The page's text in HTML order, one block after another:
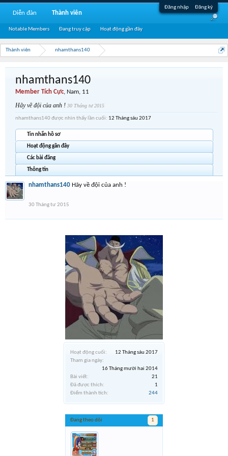
Đăng nhập Đăng ký
Thành viên nhamthans140
Hoạt động cuối:
12 Tháng sáu 2017
Tham gia ngày:
16 Tháng mười hai 2014
Bài viết:
21
Đã được thích:
1
Điểm thành tích:
244
Đang theo dõi 1
nhamthans140
Member Tích Cực, Nam, 11
Hãy về đội của anh ! 30 Tháng tư 2015
nhamthans140 được nhìn thấy lần cuối: 12 Tháng sáu 2017
Tin nhắn hồ sơ
Hoạt động gần đây
Các bài đăng
Thông tin
nhamthans140 Hãy về đội của anh !
30 Tháng tư 2015
Diễn đàn Thành viên
Notable Members Đang truy cập Hoạt động gần đây